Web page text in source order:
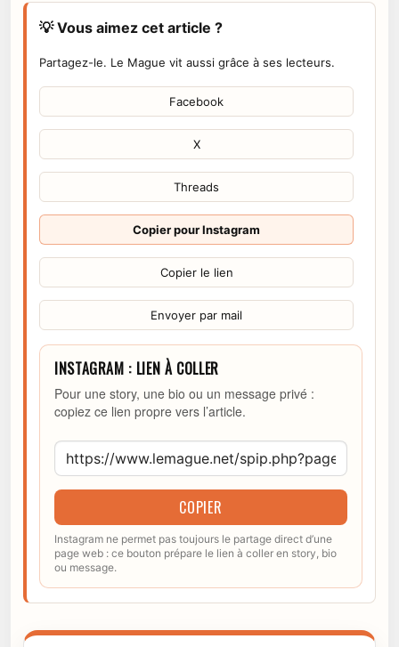
💡 Vous aimez cet article ?
Partagez-le. Le Mague vit aussi grâce à ses lecteurs.
Facebook
X
Threads
Copier pour Instagram
Copier le lien
Envoyer par mail
INSTAGRAM : LIEN À COLLER
Pour une story, une bio ou un message privé :
copiez ce lien propre vers l’article.
COPIER
Instagram ne permet pas toujours le partage direct d’une
page web : ce bouton prépare le lien à coller en story, bio
ou message.